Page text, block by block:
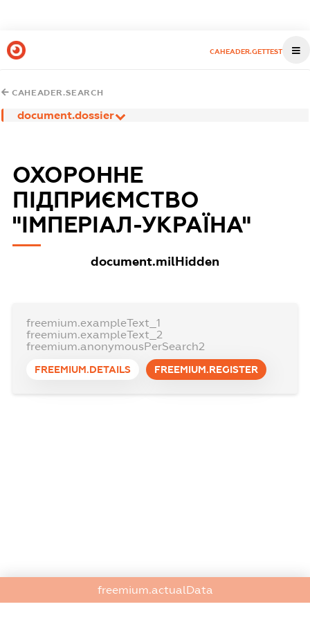
CAHEADER.GETTEST
CAHEADER.SEARCH
document.dossier
ОХОРОННЕ
ПІДПРИЄМСТВО
"ІМПЕРІАЛ-УКРАЇНА"
document.milHidden
freemium.exampleText_1
freemium.exampleText_2
freemium.anonymousPerSearch2
FREEMIUM.DETAILS FREEMIUM.REGISTER
freemium.actualData